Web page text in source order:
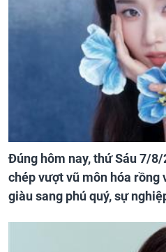
Đúng hôm nay, thứ Sáu 7/
chép vượt vũ môn hóa rồng
giàu sang phú quý, sự